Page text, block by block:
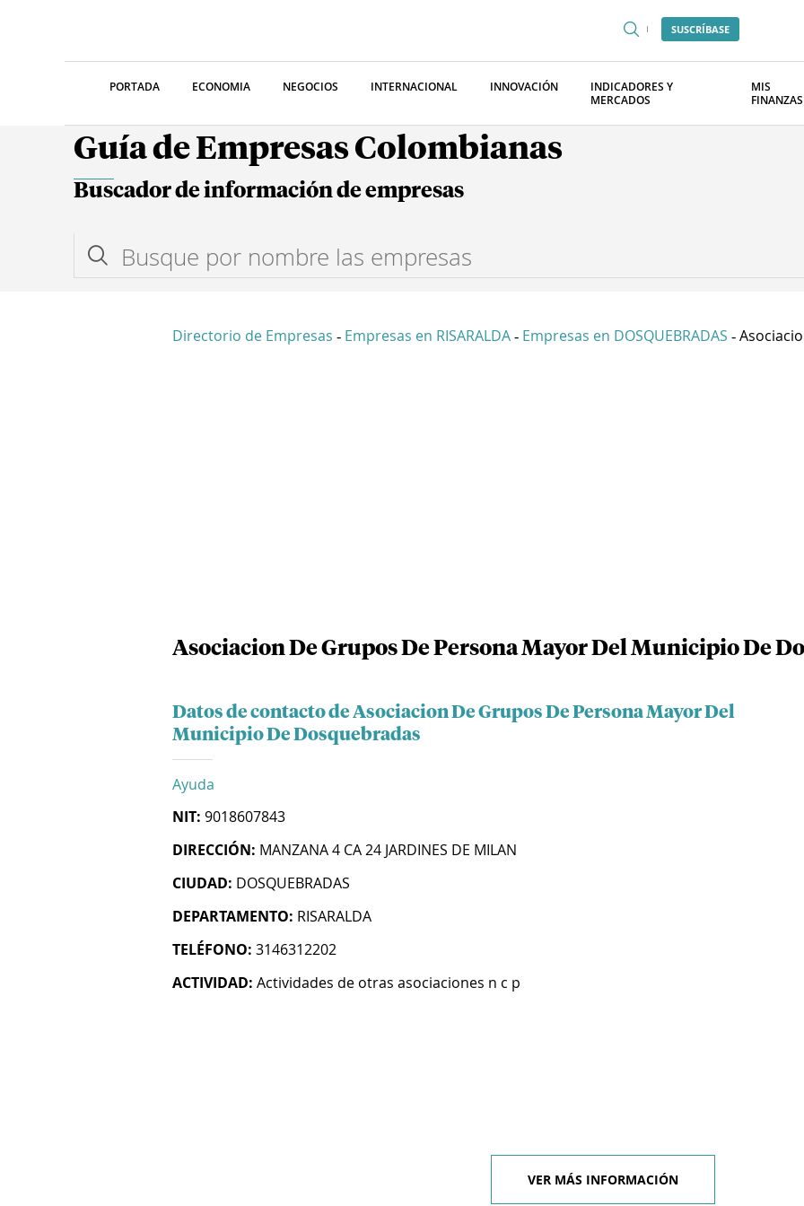
SUSCRÍBASE
PORTADA ECONOMIA NEGOCIOS INTERNACIONAL INNOVACIÓN
INDICADORES Y
MERCADOS
MIS
FINANZAS
Guía de Empresas Colombianas
Buscador de información de empresas
Directorio de Empresas - Empresas en RISARALDA - Empresas en DOSQUEBRADAS -
Asociacion De Grupos De Persona Mayor Del Municipio De
Datos de contacto de Asociacion De Grupos De Persona Mayor Del
Municipio De Dosquebradas
Ayuda
NIT: 9018607843
DIRECCIÓN: MANZANA 4 CA 24 JARDINES DE MILAN
CIUDAD: DOSQUEBRADAS
DEPARTAMENTO: RISARALDA
TELÉFONO: 3146312202
ACTIVIDAD: Actividades de otras asociaciones n c p
VER MÁS INFORMACIÓN